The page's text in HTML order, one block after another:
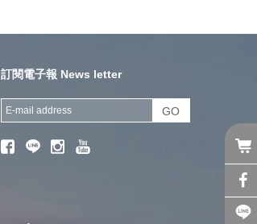
訂閱電子報 News letter
GO